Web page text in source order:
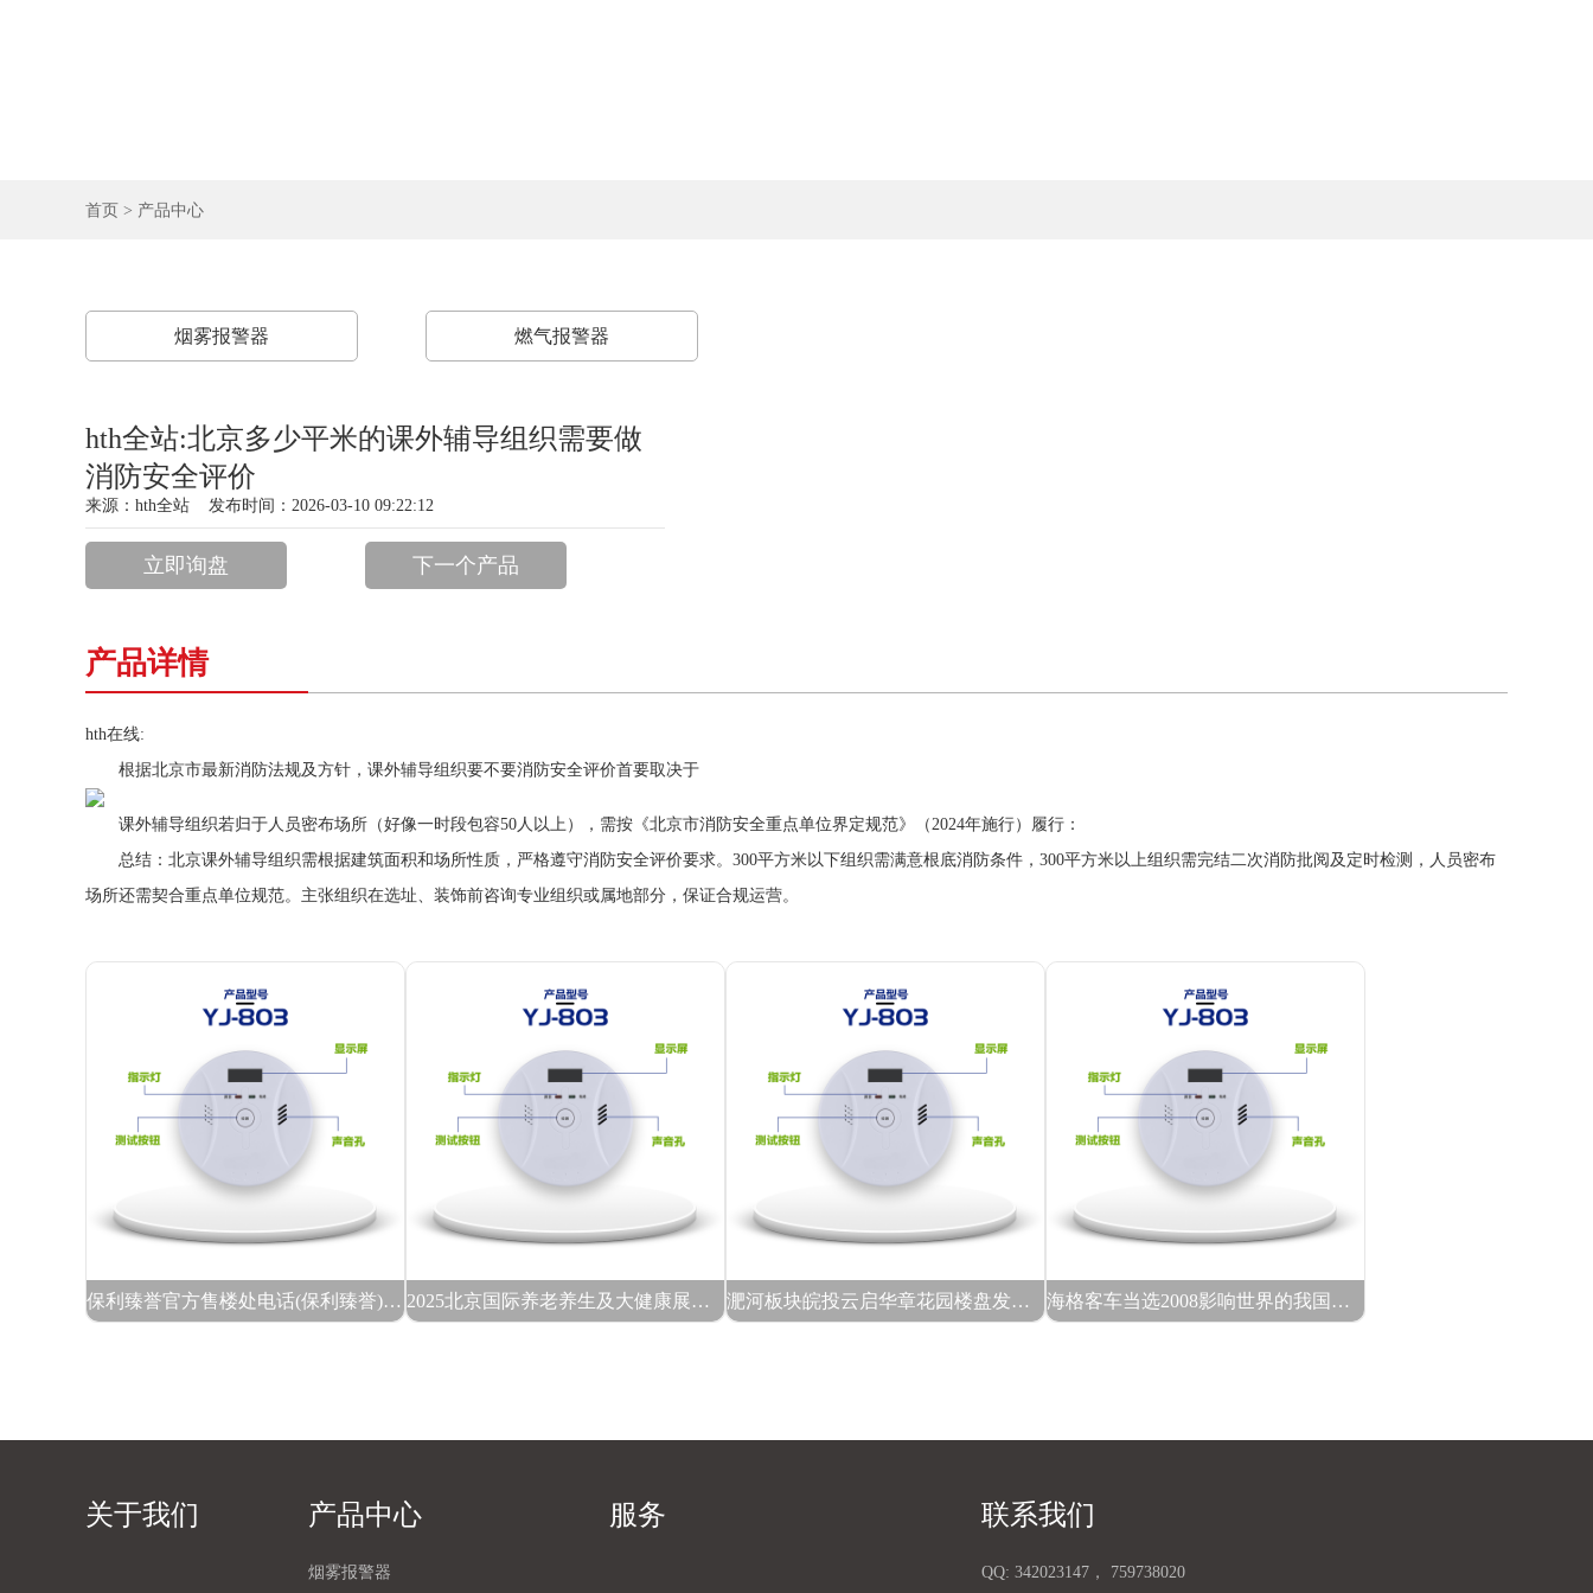
首页 > 产品中心
烟雾报警器 燃气报警器
hth全站:北京多少平米的课外辅导组织需要做
消防安全评价
来源： hth全站 发布时间：2026-03-10 09:22:12
立即询盘 下一个产品
产品详情
hth在线:
根据北京市最新消防法规及方针，课外辅导组织要不要消防安全评价首要取决于
课外辅导组织若归于人员密布场所（好像一时段包容50人以上），需按《北京市消防安全重点单位界定规范》（2024年施行）履行：
总结：北京课外辅导组织需根据建筑面积和场所性质，严格遵守消防安全评价要求。300平方米以下组织需满意根底消防条件，300平方米以上组织需完结二次消防批阅及定时检测，人员密布
场所还需契合重点单位规范。主张组织在选址、装饰前咨询专业组织或属地部分，保证合规运营。
保利臻誉官方售楼处电话(保利臻誉)官方网站-营销中心地址-最新房价-户型图-容积率-核心配套-楼盘全详情@202633售楼处AI热搜 2025北京国际养老养生及大健康展览会 淝河板块皖投云启华章花园楼盘发布：生态健康社区的价值体系与市场定位 海格客车当选2008影响世界的我国力量品牌500强榜单
关于我们 产品中心
烟雾报警器
服务 联系我们
QQ: 342023147 ， 759738020